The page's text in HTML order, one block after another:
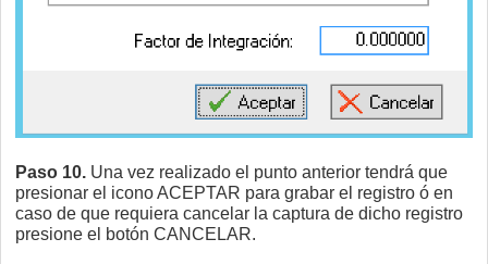
Paso 10. Una vez realizado el punto anterior tendrá que
presionar el icono ACEPTAR para grabar el registro ó en
caso de que requiera cancelar la captura de dicho registro
presione el botón CANCELAR.